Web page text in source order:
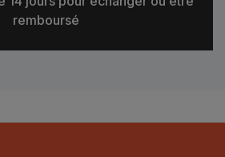
remboursé